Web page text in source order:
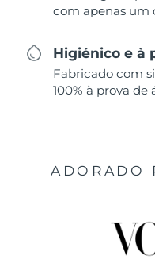
com apenas um
Higiénico e à
Fabricado com
100% à prova
ADORADO